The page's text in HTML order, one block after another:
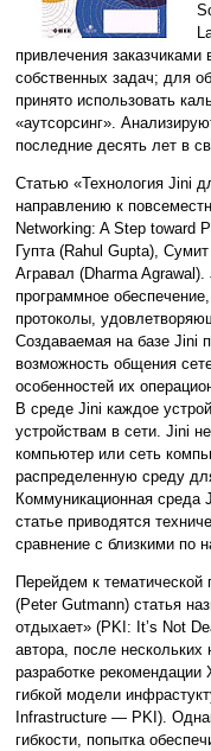
привлечения
собственных задач; для
принято использовать
«аутсорсинг».
последние десять лет в
Статью «Технология Jini
направлению к
Networking: A Step toward
Гупта (Rahul Gupta),
Агравал (Dharma
программное
протоколы,
Создаваемая на базе Jini
возможность общения
особенностей их
В среде Jini каждое
устройствам в сети. Jini
компьютер или сеть
распределенную среду
Коммуникационная среда
статье приводятся
сравнение с близкими по
Перейдем к
(Peter Gutmann) статья
отдыхает» (PKI: It’s Not
автора, после
разработке
гибкой модели
Infrastructure — PKI).
гибкости, попытка